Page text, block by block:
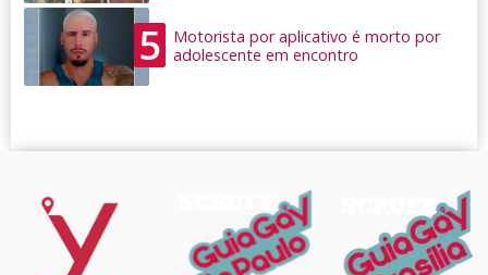
5
Motorista por aplicativo é morto por
adolescente em encontro